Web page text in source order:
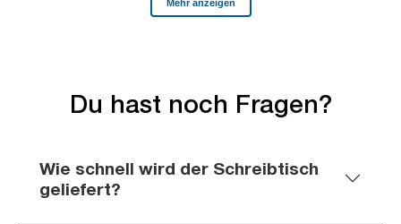
Du hast noch Fragen?
Wie schnell wird der Schreibtisch
geliefert?